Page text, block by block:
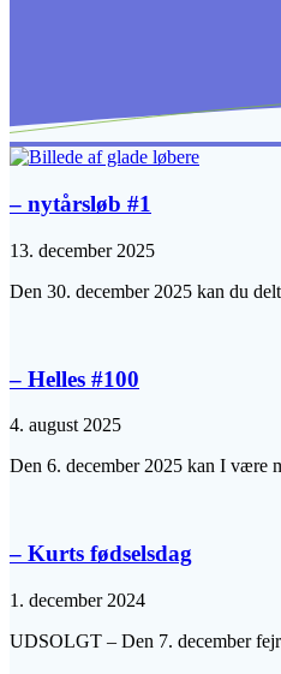
– nytårsløb #1
13. december 2025
Den 30. december 2025 kan du
– Helles #100
4. august 2025
Den 6. december 2025 kan I være
– Kurts fødselsdag
1. december 2024
UDSOLGT – Den 7. december